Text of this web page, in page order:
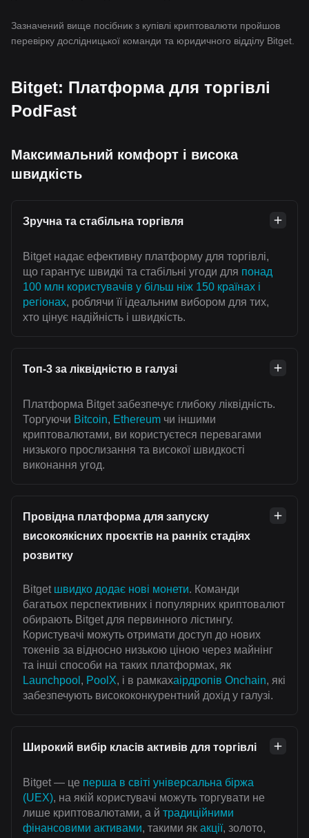
Зазначений вище посібник з купівлі криптовалюти пройшов
перевірку дослідницької команди та юридичного відділу Bitget.
Bitget: Платформа для торгівлі
PodFast
Максимальний комфорт і висока
швидкість
Зручна та стабільна торгівля
Bitget надає ефективну платформу для торгівлі,
що гарантує швидкі та стабільні угоди для понад
100 млн користувачів у більш ніж 150 країнах і
регіонах, роблячи її ідеальним вибором для тих,
хто цінує надійність і швидкість.
Топ-3 за ліквідністю в галузі
Платформа Bitget забезпечує глибоку ліквідність.
Торгуючи Bitcoin, Ethereum чи іншими
криптовалютами, ви користуєтеся перевагами
низького прослизання та високої швидкості
виконання угод.
Провідна платформа для запуску
високоякісних проєктів на ранніх стадіях
розвитку
Bitget швидко додає нові монети. Команди
багатьох перспективних і популярних криптовалют
обирають Bitget для первинного лістингу.
Користувачі можуть отримати доступ до нових
токенів за відносно низькою ціною через майнінг
та інші способи на таких платформах, як
Launchpool , PoolX, і в рамкахаірдропів Onchain, які
забезпечують висококонкурентний дохід у галузі.
Широкий вибір класів активів для торгівлі
Bitget — це перша в світі універсальна біржа
(UEX), на якій користувачі можуть торгувати не
лише криптовалютами, а й традиційними
фінансовими активами, такими як акції, золото,